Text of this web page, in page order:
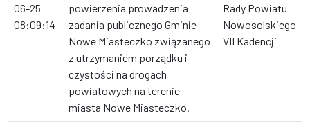
06-25
08:09:14
powierzenia prowadzenia
zadania publicznego Gminie
Nowe Miasteczko związanego
z utrzymaniem porządku i
czystości na drogach
powiatowych na terenie
miasta Nowe Miasteczko.
Rady Powiatu
Nowosolskiego
VII Kadencji